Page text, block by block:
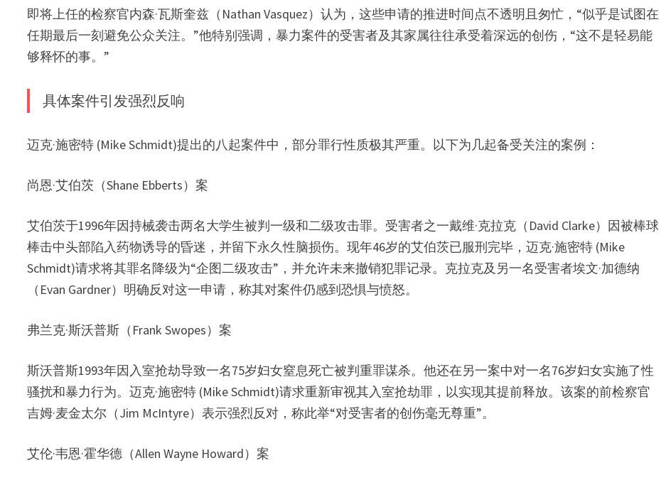
即将上任的检察官内森·瓦斯奎兹（Nathan Vasquez）认为，这些申请的推进时间点不透明且匆忙，“似乎是试图在
任期最后一刻避免公众关注。”他特别强调，暴力案件的受害者及其家属往往承受着深远的创伤，“这不是轻易能
够释怀的事。”
具体案件引发强烈反响
迈克·施密特 (Mike Schmidt)提出的八起案件中，部分罪行性质极其严重。以下为几起备受关注的案例：
尚恩·艾伯茨（Shane Ebberts）案
艾伯茨于1996年因持械袭击两名大学生被判一级和二级攻击罪。受害者之一戴维·克拉克（David Clarke）因被棒球
棒击中头部陷入药物诱导的昏迷，并留下永久性脑损伤。现年46岁的艾伯茨已服刑完毕，迈克·施密特 (Mike
Schmidt)请求将其罪名降级为“企图二级攻击”，并允许未来撤销犯罪记录。克拉克及另一名受害者埃文·加德纳
（Evan Gardner）明确反对这一申请，称其对案件仍感到恐惧与愤怒。
弗兰克·斯沃普斯（Frank Swopes）案
斯沃普斯1993年因入室抢劫导致一名75岁妇女窒息死亡被判重罪谋杀。他还在另一案中对一名76岁妇女实施了性
骚扰和暴力行为。迈克·施密特 (Mike Schmidt)请求重新审视其入室抢劫罪，以实现其提前释放。该案的前检察官
吉姆·麦金太尔（Jim McIntyre）表示强烈反对，称此举“对受害者的创伤毫无尊重”。
艾伦·韦恩·霍华德（Allen Wayne Howard）案